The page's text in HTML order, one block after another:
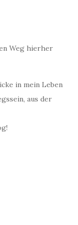
Weg hierher
in mein Leben
aus der